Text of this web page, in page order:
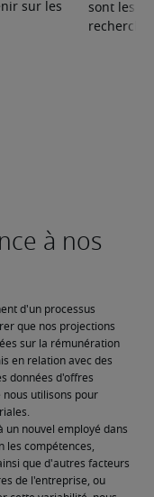
sur les
sont les
d'un processus
que nos projections
sur la rémunération
en relation avec des
données d'offres
nous utilisons pour
nouvel employé dans
compétences,
que d'autres facteurs
de l'entreprise, ou